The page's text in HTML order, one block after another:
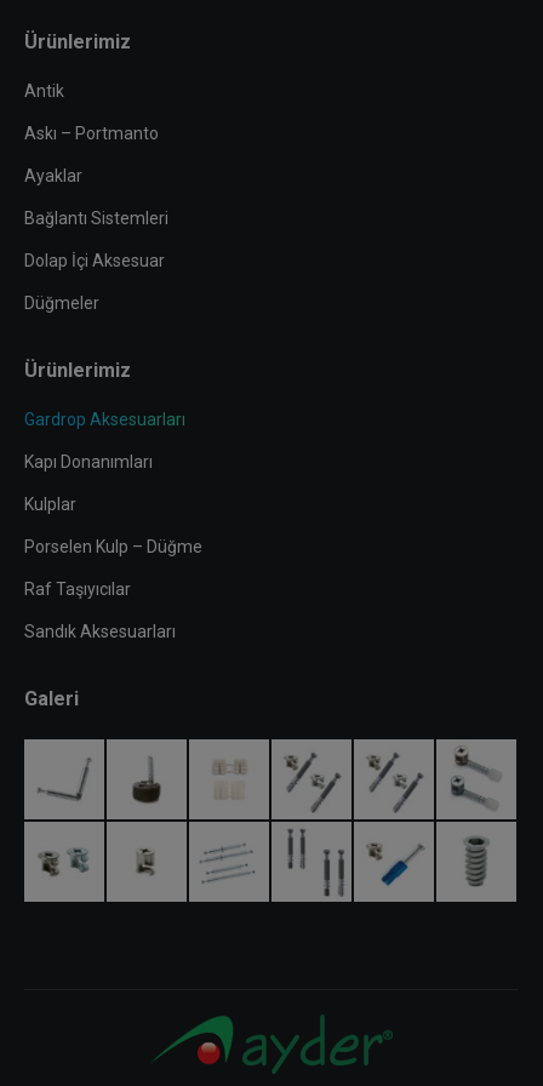
opens
in
window
opens
window
opens
windowwindow
Ürünlerimiz
Antik
Askı – Portmanto
Ayaklar
Bağlantı Sistemleri
Dolap İçi Aksesuar
Düğmeler
Ürünlerimiz
Gardrop Aksesuarları
Kapı Donanımları
Kulplar
Porselen Kulp – Düğme
Raf Taşıyıcılar
Sandık Aksesuarları
Galeri